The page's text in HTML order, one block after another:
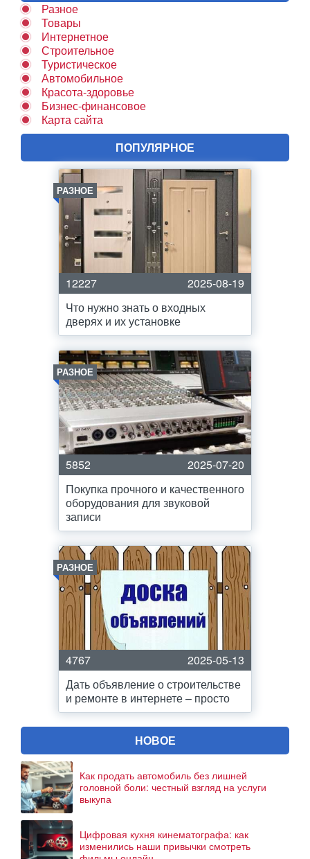
Разное
Товары
Интернетное
Строительное
Туристическое
Автомобильное
Красота-здоровье
Бизнес-финансовое
Карта сайта
ПОПУЛЯРНОЕ
РАЗНОЕ
12227
2025-08-19
Что нужно знать о входных
дверях и их установке
РАЗНОЕ
5852
2025-07-20
Покупка прочного и качественного
оборудования для звуковой
записи
РАЗНОЕ
4767
2025-05-13
Дать объявление о строительстве
и ремонте в интернете – просто
НОВОЕ
Как продать автомобиль без лишней
головной боли: честный взгляд на услуги
выкупа
Цифровая кухня кинематографа: как
изменились наши привычки смотреть